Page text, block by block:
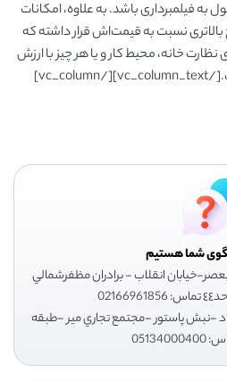
به فیلمبرداری باشد. به علاوه، امکانات
نسبت به قیمت‌اش قرار داشته که
نظارت خانه، محیط کار و یا هر چیز با ارزش
دیگری از راه دور تبدیل کرده است.[/vc_column_text][/vc_column]
شما هستیم
خيابان انقلاب - برادران مظفرشمالي
-نبش پاستور -مجتمع تجاري مير -طبقه